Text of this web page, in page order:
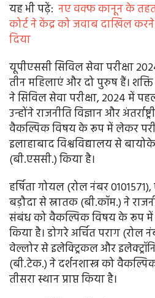
यह भी पढ़ें: नए वक्फ कानून के तहत
कोर्ट ने केंद्र को जवाब दाखिल
दिया
यूपीएससी सिविल सेवा परीक्षा
तीन महिलाएं और दो पुरुष हैं।
ने सिविल सेवा परीक्षा, 2024 में
उन्होंने राजनीति विज्ञान और
वैकल्पिक विषय के रूप में लेकर
इलाहाबाद विश्वविद्यालय से
(बी.एससी.) किया है।
हर्षिता गोयल (रोल नंबर
बड़ौदा से स्नातक (बी.कॉम.) ने
संबंध को वैकल्पिक विषय के रूप में
किया है। डोगरे अर्चित पराग (रोल
वेल्लोर से इलेक्ट्रिकल और
(बी.टेक.) ने दर्शनशास्त्र को
तीसरा स्थान प्राप्त किया है।